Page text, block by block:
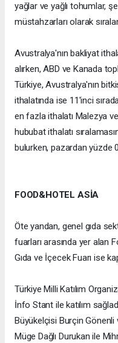
yağlar ve yağlı tohumlar,
müstahzarları olarak
Avustralya'nın bakliyat
alırken, ABD ve Kanada
Türkiye, Avustralya'nın
ithalatında ise 11'inci
en fazla ithalatı Malezya
hububat ithalatı
bulurken, pazardan yüzde
FOOD&HOTEL ASİA
Öte yandan, genel gıda
fuarları arasında yer alan
Gıda ve İçecek Fuarı ise
Türkiye Milli Katılım
İnfo Stant ile katılım
Büyükelçisi Burçin
Müge Dağlı Durukan ile